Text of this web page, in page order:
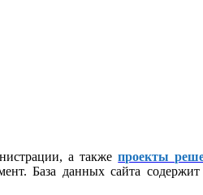
а такжепроекты
База данных сайта